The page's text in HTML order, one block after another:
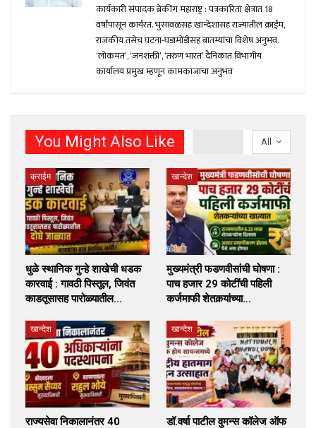
कार्यकारी संपादक ब्रेकींग महाराष्ट्र : पत्रकारिता क्षेत्रात 18
वर्षांपासून कार्यरत. भुसावळसह खान्देशासह राज्यातील क्राईम,
राजकीय तसेच घटना-घडामोंडीसह बातम्यांचा विशेष अनुभव.
‘लोकमत’, ‘जनशक्ती’, ‘तरुण भारत’ दैनिकात विभागीय
कार्यालय प्रमुख म्हणून कामकाजाचा अनुभव
All
You Might Also Like
क्राईम
धुळे स्थानिक गुन्हे शाखेची धडक
कारवाई : गावठी पिस्तूल, जिवंत
काडतूसासह पारोळ्यातील…
खान्देश
मुख्यमंत्री फडणवीसांची घोषणा :
पाच हजार 29 कोटींची पहिली
कर्जमाफी शेतकर्‍यांच्या…
खान्देश
राज्यसेवा निकालानंतर 40
खान्देश
डॉ.वर्षा पाटील वुमन्स कॉलेज ऑफ